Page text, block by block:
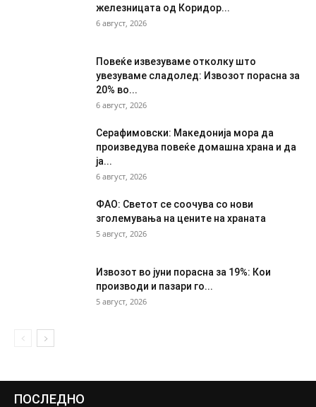
железницата од Коридор...
6 август, 2026
Повеќе извезуваме отколку што
увезуваме сладолед: Извозот порасна за
20% во...
6 август, 2026
Серафимовски: Македонија мора да
произведува повеќе домашна храна и да
ја...
6 август, 2026
ФАО: Светот се соочува со нови
зголемувања на цените на храната
5 август, 2026
Извозот во јуни порасна за 19%: Кои
производи и пазари го...
5 август, 2026
ПОСЛЕДНО